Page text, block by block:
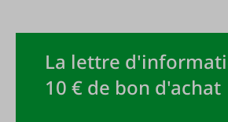
La lettre
10 € de bon d'achat